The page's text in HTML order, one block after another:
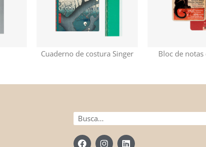
Cuaderno de costura Singer Bloc de notas
Buscar
F I L